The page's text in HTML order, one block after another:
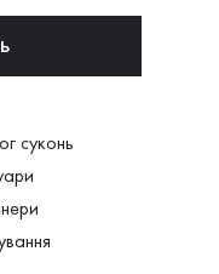
суконь